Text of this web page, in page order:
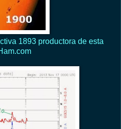
1893 productora de esta